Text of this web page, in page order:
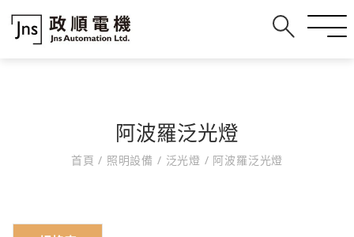
阿波羅泛光燈
首頁/ 照明設備 / 泛光燈 / 阿波羅泛光燈